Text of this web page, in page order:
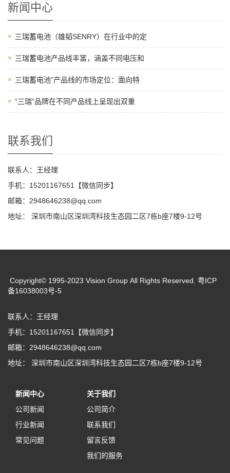
新闻中心
三瑞蓄电池（雄韬SENRY）在行业中的定
三瑞蓄电池产品线丰富，涵盖不同电压和
三瑞蓄电池”产品线的市场定位：面向特
“三瑞”品牌在不同产品线上呈现出双重
联系我们
联系人：王经理
手机：15201167651【微信同步】
邮箱：2948646238@qq.com
地址： 深圳市南山区深圳湾科技生态园二区7栋b座7楼9-12号
Copyright© 1995-2023 Vision Group All Rights Reserved. 粤ICP
备16038003号-5
联系人：王经理
手机：15201167651【微信同步】
邮箱：2948646238@qq.com
地址： 深圳市南山区深圳湾科技生态园二区7栋b座7楼9-12号
新闻中心
公司新闻
行业新闻
常见问题
关于我们
公司简介
联系我们
留言反馈
我们的服务